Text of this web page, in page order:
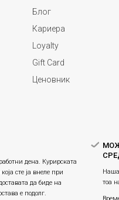
Блог
Кариера
Loyalty
Gift Card
Ценовник
дена. Курирската
сте ја внеле при
да биде на
е подолг.
тоа